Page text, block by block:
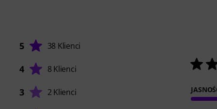
5 38 Klienci
4 8 Klienci
3 2 Klienci